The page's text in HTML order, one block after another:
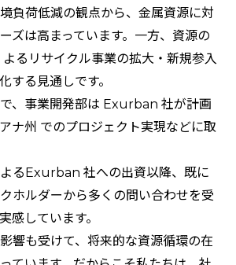
負荷低減の観点から、金属資源に対
ズは高まっています。一方、資源の
るリサイクル事業の拡大・新規参入
する見通しです。
、事業開発部は Exurban 社が計画
ナ州 でのプロジェクト実現などに取
るExurban 社への出資以降、既に
ホルダーから多くの問い合わせを受
感しています。
響も受けて、将来的な資源循環の在